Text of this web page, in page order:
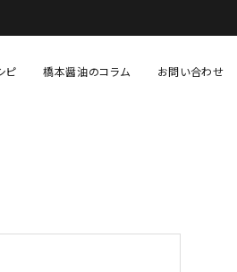
生鮮・青果・精肉等
ピ 橋本醤油のコラム お問い合わせ